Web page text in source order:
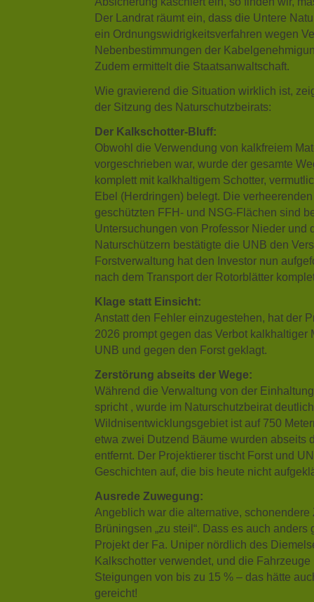
Der Landrat räumt ein, dass die Untere
ein Ordnungswidrigkeitsverfahren wegen
Nebenbestimmungen der
Zudem ermittelt die Staatsanwaltschaft.
Wie gravierend die Situation wirklich ist,
der Sitzung des Naturschutzbeirats:
Der Kalkschotter-Bluff:
Obwohl die Verwendung von kalkfreiem
vorgeschrieben war, wurde der gesamte
komplett mit kalkhaltigem Schotter,
Ebel (Herdringen) belegt. Die
geschützten FFH- und NSG-Flächen sind
Untersuchungen von Professor Nieder und
Naturschützern bestätigte die UNB den
Forstverwaltung hat den Investor nun
nach dem Transport der Rotorblätter
Klage statt Einsicht:
Anstatt den Fehler einzugestehen, hat der
2026 prompt gegen das Verbot kalkhaltiger
UNB und gegen den Forst geklagt.
Zerstörung abseits der Wege:
Während die Verwaltung von der
spricht , wurde im Naturschutzbeirat
Wildnisentwicklungsgebiet ist auf 750
etwa zwei Dutzend Bäume wurden abseits
entfernt. Der Projektierer tischt Forst und
Geschichten auf, die bis heute nicht
Ausrede Zuwegung:
Angeblich war die alternative, schonendere
Brüningsen „zu steil“. Dass es auch
Projekt der Fa. Uniper nördlich des
Kalkschotter verwendet, und die
Steigungen von bis zu 15 % – das hätte
gereicht!